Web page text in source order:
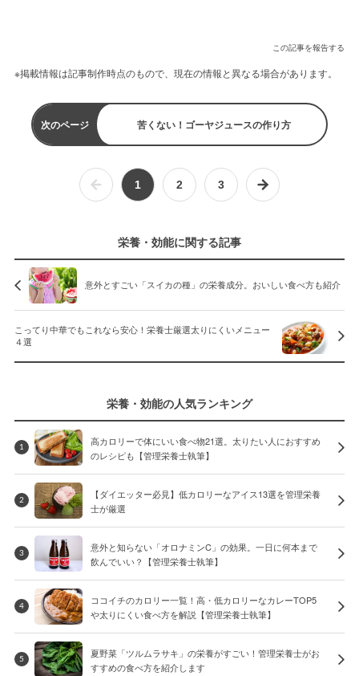
この記事を報告する
※掲載情報は記事制作時点のもので、現在の情報と異なる場合があります。
次のページ 苦くない！ゴーヤジュースの作り方
1 2 3
栄養・効能に関する記事
意外とすごい「スイカの種」の栄養成分。おいしい食べ方も紹介
こってり中華でもこれなら安心！栄養士厳選太りにくいメニュー
４選
栄養・効能の人気ランキング
1
高カロリーで体にいい食べ物21選。太りたい人におすすめ
のレシピも【管理栄養士執筆】
2
【ダイエッター必見】低カロリーなアイス13選を管理栄養
士が厳選
3
意外と知らない「オロナミンC」の効果。一日に何本まで
飲んでいい？【管理栄養士執筆】
4
ココイチのカロリー一覧！高・低カロリーなカレーTOP5
や太りにくい食べ方を解説【管理栄養士執筆】
5
夏野菜「ツルムラサキ」の栄養がすごい！管理栄養士がお
すすめの食べ方を紹介します